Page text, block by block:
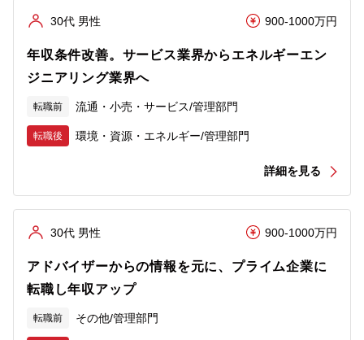
30代 男性 900-1000万円
年収条件改善。サービス業界からエネルギーエン
ジニアリング業界へ
転職前 流通・小売・サービス/管理部門
転職後 環境・資源・エネルギー/管理部門
詳細を見る
30代 男性 900-1000万円
アドバイザーからの情報を元に、プライム企業に
転職し年収アップ
転職前 その他/管理部門